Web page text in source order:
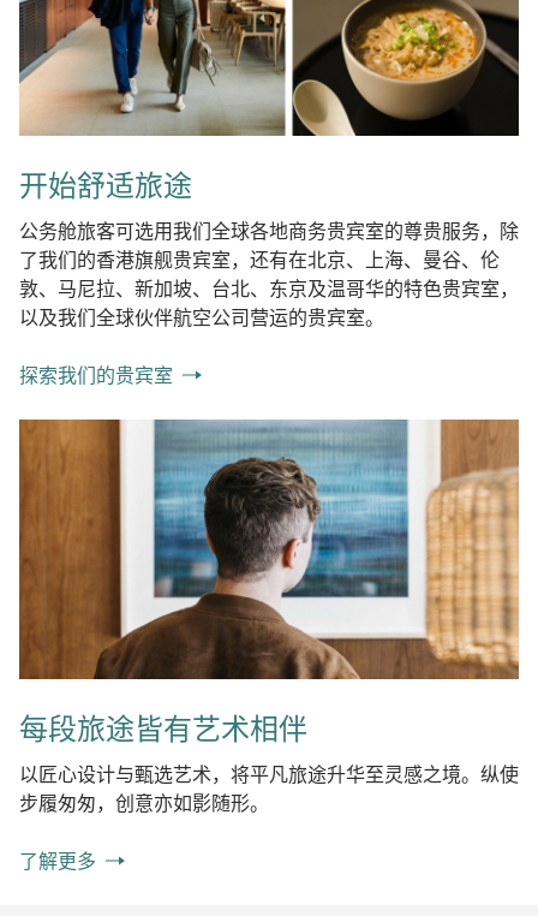
开始舒适旅途
公务舱旅客可选用我们全球各地商务贵宾室的尊贵服务，除
了我们的香港旗舰贵宾室，还有在北京、上海、曼谷、伦
敦、马尼拉、新加坡、台北、东京及温哥华的特色贵宾室，
以及我们全球伙伴航空公司营运的贵宾室。
探索我们的贵宾室
每段旅途皆有艺术相伴
以匠心设计与甄选艺术，将平凡旅途升华至灵感之境。纵使
步履匆匆，创意亦如影随形。
了解更多